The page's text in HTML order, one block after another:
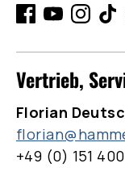
Vertrieb,
Florian
+49 (0) 151